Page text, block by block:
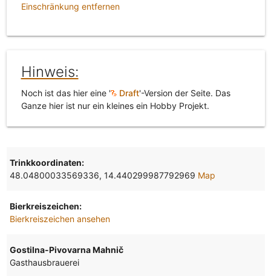
Einschränkung entfernen
Hinweis:
Noch ist das hier eine ' Draft'-Version der Seite. Das
Ganze hier ist nur ein kleines ein Hobby Projekt.
Trinkkoordinaten:
48.04800033569336, 14.440299987792969 Map
Bierkreiszeichen:
Bierkreiszeichen ansehen
Gostilna-Pivovarna Mahnič
Gasthausbrauerei